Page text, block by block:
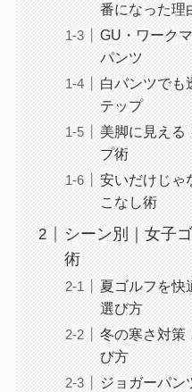
番になった理
GU・ワーク
パンツ
白パンツでも
テップ
美脚に見える
プ術
安いだけじゃ
こなし術
シーン別｜女子
術
夏ゴルフを快
選び方
冬の寒さ対策
び方
ジョガーパン